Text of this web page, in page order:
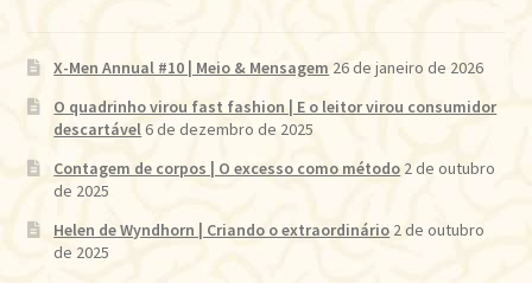
X-Men Annual #10 | Meio & Mensagem 26 de janeiro de 2026
O quadrinho virou fast fashion | E o leitor virou consumidor
descartável 6 de dezembro de 2025
Contagem de corpos | O excesso como método 2 de outubro
de 2025
Helen de Wyndhorn | Criando o extraordinário 2 de outubro
de 2025